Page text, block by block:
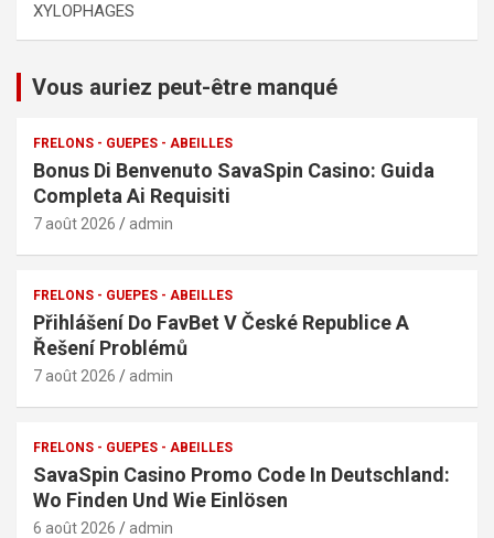
XYLOPHAGES
Vous auriez peut-être manqué
FRELONS - GUEPES - ABEILLES
Bonus Di Benvenuto SavaSpin Casino: Guida
Completa Ai Requisiti
7 août 2026 admin
FRELONS - GUEPES - ABEILLES
Přihlášení Do FavBet V České Republice A
Řešení Problémů
7 août 2026 admin
FRELONS - GUEPES - ABEILLES
SavaSpin Casino Promo Code In Deutschland:
Wo Finden Und Wie Einlösen
6 août 2026 admin